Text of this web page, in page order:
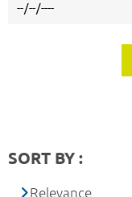
SORT BY :
Relevance